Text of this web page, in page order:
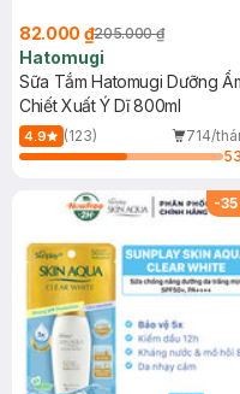
82.000 ₫205.000 ₫
Hatomugi
Sữa Tắm Hatomugi Dưỡng
Chiết Xuất Ý Dĩ 800ml
4.9 (123)
714/
53
-35